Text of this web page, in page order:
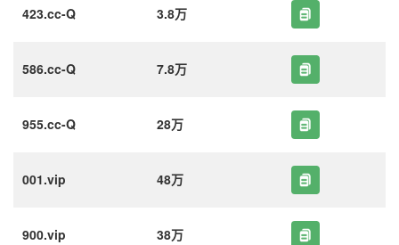
423.cc-Q 3.8万
586.cc-Q 7.8万
955.cc-Q 28万
001.vip 48万
900.vip 38万